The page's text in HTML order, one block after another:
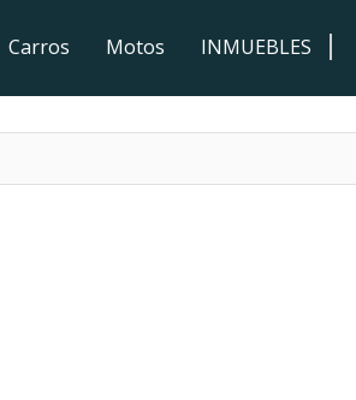
Carros Motos INMUEBLES